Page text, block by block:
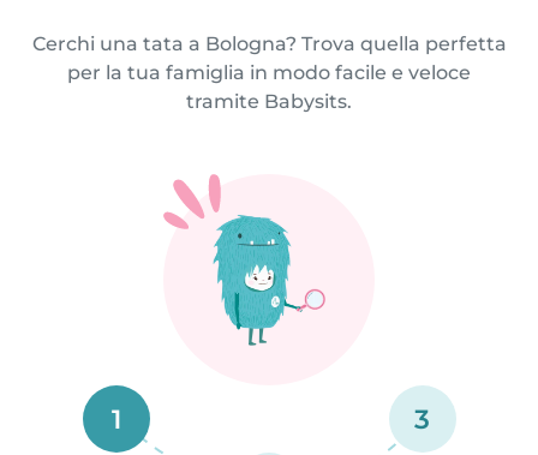
Cerchi una tata a Bologna? Trova quella perfetta
per la tua famiglia in modo facile e veloce
tramite Babysits.
1 3